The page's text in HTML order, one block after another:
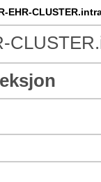
EHR-